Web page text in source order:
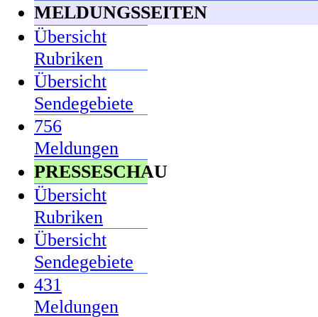
MELDUNGSSEITEN
Übersicht
Rubriken
Übersicht
Sendegebiete
756
Meldungen
PRESSESCHAU
Übersicht
Rubriken
Übersicht
Sendegebiete
431
Meldungen